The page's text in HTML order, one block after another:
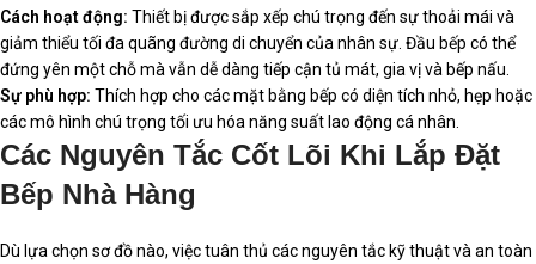
Cách hoạt động: Thiết bị được sắp xếp chú trọng đến sự thoải mái và
giảm thiểu tối đa quãng đường di chuyển của nhân sự. Đầu bếp có thể
đứng yên một chỗ mà vẫn dễ dàng tiếp cận tủ mát, gia vị và bếp nấu.
Sự phù hợp: Thích hợp cho các mặt bằng bếp có diện tích nhỏ, hẹp hoặc
các mô hình chú trọng tối ưu hóa năng suất lao động cá nhân.
Các Nguyên Tắc Cốt Lõi Khi Lắp Đặt
Bếp Nhà Hàng
Dù lựa chọn sơ đồ nào, việc tuân thủ các nguyên tắc kỹ thuật và an toàn